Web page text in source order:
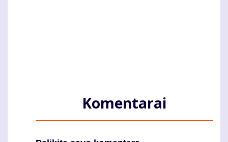
Komentarai